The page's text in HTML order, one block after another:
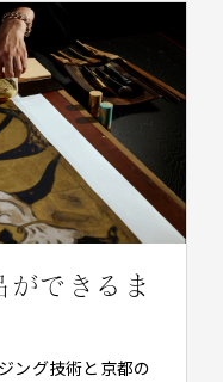
ができるま
ング技術と京都の